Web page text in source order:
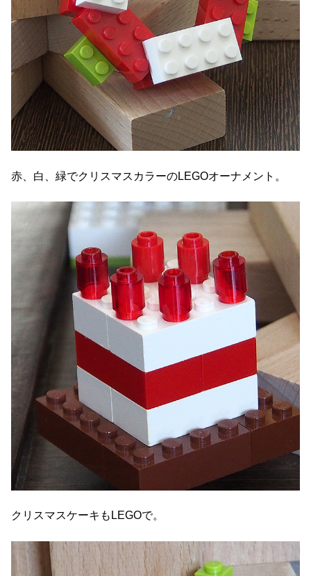
赤、白、緑でクリスマスカラーのLEGOオーナメント。
クリスマスケーキもLEGOで。